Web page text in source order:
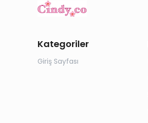
Kategoriler
Giriş Sayfası